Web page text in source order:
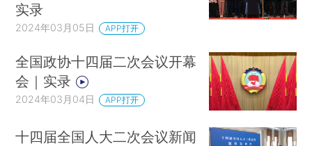
实录
2024年03月05日 APP打开
全国政协十四届二次会议开幕
会｜实录
2024年03月04日 APP打开
十四届全国人大二次会议新闻